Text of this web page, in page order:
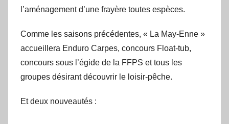
l’aménagement d’une frayère toutes espèces.
Comme les saisons précédentes, « La May-Enne »
accueillera Enduro Carpes, concours Float-tub,
concours sous l’égide de la FFPS et tous les
groupes désirant découvrir le loisir-pêche.
Et deux nouveautés :